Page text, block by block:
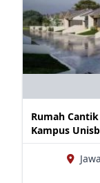
Rumah
Kampus